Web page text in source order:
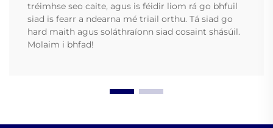
tréimhse seo caite, agus is féidir liom rá go bhfuil
siad is fearr a ndearna mé triail orthu. Tá siad go
hard maith agus soláthraíonn siad cosaint shásúil.
Molaim i bhfad!